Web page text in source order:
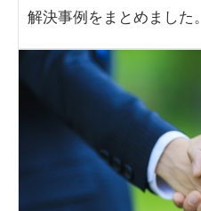
解決事例をまとめました。